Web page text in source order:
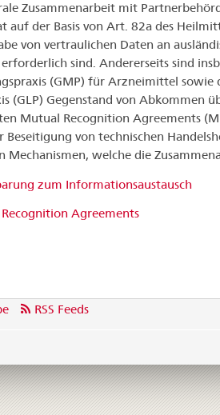
Zusammenarbeit mit
auf der Basis von Art. 82a des
von vertraulichen Daten an
erforderlich sind. Andererseits sind
(GMP) für Arzneimittel
(GLP) Gegenstand von Abkommen
Mutual Recognition Agreements
Beseitigung von technischen
Mechanismen, welche die
zum Informationsaustausch
Agreements
RSS Feeds